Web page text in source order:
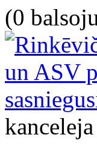
(0
kanceleja